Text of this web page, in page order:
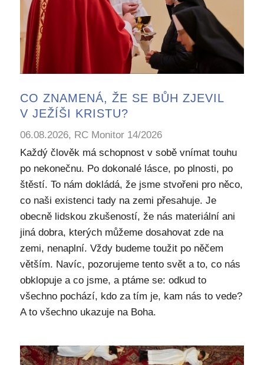
CO ZNAMENÁ, ŽE SE BŮH ZJEVIL
V JEŽÍŠI KRISTU?
06.08.2026, RC Monitor 14/2026
Každý člověk má schopnost v sobě vnímat touhu
po nekonečnu. Po dokonalé lásce, po plnosti, po
štěstí. To nám dokládá, že jsme stvořeni pro něco,
co naši existenci tady na zemi přesahuje. Je
obecně lidskou zkušeností, že nás materiální ani
jiná dobra, kterých můžeme dosahovat zde na
zemi, nenaplní. Vždy budeme toužit po něčem
větším. Navíc, pozorujeme tento svět a to, co nás
obklopuje a co jsme, a ptáme se: odkud to
všechno pochází, kdo za tím je, kam nás to vede?
A to všechno ukazuje na Boha.